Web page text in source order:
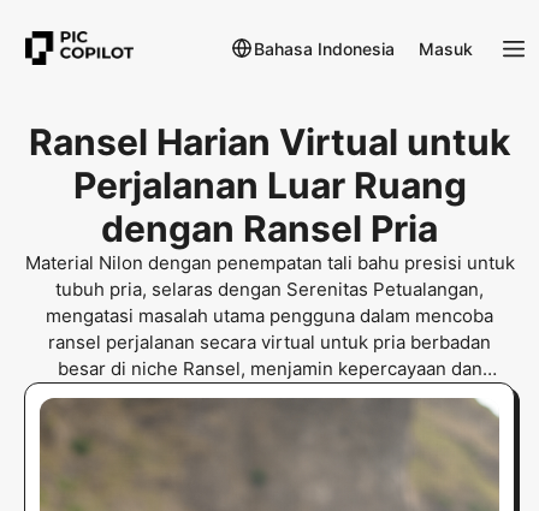
Bahasa Indonesia Masuk
Ransel Harian Virtual untuk
Perjalanan Luar Ruang
dengan Ransel Pria
Material Nilon dengan penempatan tali bahu presisi untuk
tubuh pria, selaras dengan Serenitas Petualangan,
mengatasi masalah utama pengguna dalam mencoba
ransel perjalanan secara virtual untuk pria berbadan
besar di niche Ransel, menjamin kepercayaan dan
konversi.